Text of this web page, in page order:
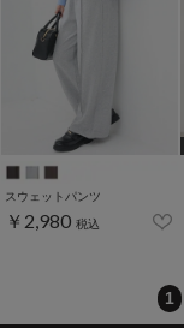
スウェットパンツ
￥2,980 税込
1